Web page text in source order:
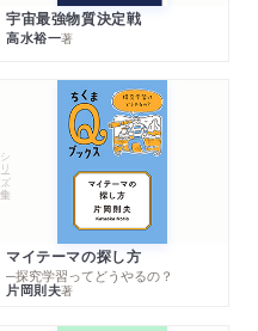
宇宙最強物質決定戦
高水裕一著
シリーズ・全集
マイテーマの探し方
─探究学習ってどうやるの？
片岡則夫著